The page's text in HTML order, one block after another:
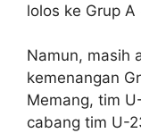
lolos ke Grup A
Namun, masih
kemenangan
Memang, tim
cabang tim U-